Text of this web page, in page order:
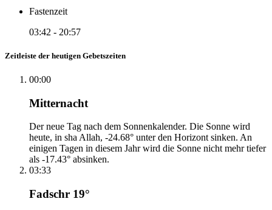
Fastenzeit
03:42 - 20:57
Zeitleiste der heutigen Gebetszeiten
00:00
Mitternacht
Der neue Tag nach dem Sonnenkalender. Die Sonne wird
heute, in sha Allah, -24.68° unter den Horizont sinken. An
einigen Tagen in diesem Jahr wird die Sonne nicht mehr tiefer
als -17.43° absinken.
03:33
Fadschr 19°